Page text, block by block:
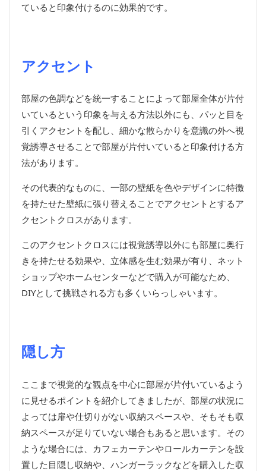
ていると印象付けるのに効果的です。
アクセント
部屋の色調などを統一することによって部屋全体が片付
いているという印象を与える方法以外にも、パッと目を
引くアクセントを配し、細かな散らかりを意識の外へ視
覚誘導させることで部屋が片付いていると印象付ける方
法があります。
その代表的なものに、一部の壁紙を色やデザインに特徴
を持たせた壁紙に張り替えることでアクセントとするア
クセントクロスがあります。
このアクセントクロスには視覚誘導以外にも部屋に奥行
きを持たせる効果や、立体感を生む効果が有り、ネット
ショップやホームセンターなどで購入が可能なため、
DIYとして挑戦される方も多くいらっしゃいます。
隠し方
ここまで視覚的な観点を中心に部屋が片付いているよう
に見せるポイントを紹介してきましたが、部屋の状況に
よっては扉や仕切りがない収納スペースや、そもそも収
納スペースが足りていない場合もあると思います。その
ような場合には、カフェカーテンやロールカーテンを設
置した目隠し収納や、ハンガーラックなどを購入した収